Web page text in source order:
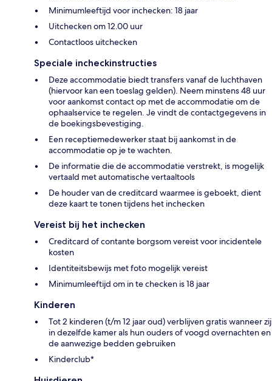
Minimumleeftijd voor inchecken: 18 jaar
Uitchecken om 12.00 uur
Contactloos uitchecken
Speciale incheckinstructies
Deze accommodatie biedt transfers vanaf de luchthaven
(hiervoor kan een toeslag gelden). Neem minstens 48 uur
voor aankomst contact op met de accommodatie om de
ophaalservice te regelen. Je vindt de contactgegevens in
de boekingsbevestiging.
Een receptiemedewerker staat bij aankomst in de
accommodatie op je te wachten.
De informatie die de accommodatie verstrekt, is mogelijk
vertaald met automatische vertaaltools
De houder van de creditcard waarmee is geboekt, dient
deze kaart te tonen tijdens het inchecken
Vereist bij het inchecken
Creditcard of contante borgsom vereist voor incidentele
kosten
Identiteitsbewijs met foto mogelijk vereist
Minimumleeftijd om in te checken is 18 jaar
Kinderen
Tot 2 kinderen (t/m 12 jaar oud) verblijven gratis wanneer zij
in dezelfde kamer als hun ouders of voogd overnachten en
de aanwezige bedden gebruiken
Kinderclub*